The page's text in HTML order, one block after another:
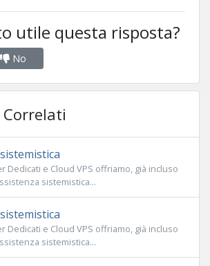
utile questa risposta?
No
Dedicati e Cloud VPS offriamo, già incluso
sistemistica...
Dedicati e Cloud VPS offriamo, già incluso
sistemistica...